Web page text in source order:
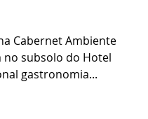
Cabernet Ambiente
subsolo do Hotel
gastronomia...